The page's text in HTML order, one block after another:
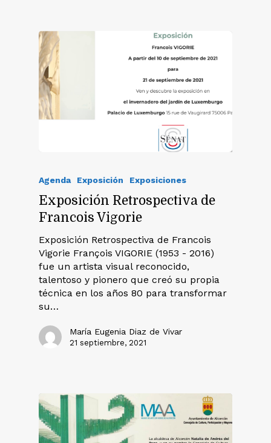
Agenda Exposición Exposiciones
Exposición Retrospectiva de
Francois Vigorie
Exposición Retrospectiva de Francois
Vigorie François VIGORIE (1953 - 2016)
fue un artista visual reconocido,
talentoso y pionero que creó su propia
técnica en los años 80 para transformar
su…
María Eugenia Diaz de Vivar
21 septiembre, 2021